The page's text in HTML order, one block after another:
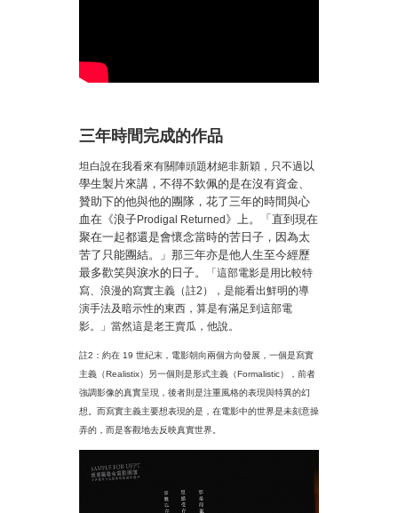
三年時間完成的作品
坦白說在我看來有關陣頭題材絕非新穎，只不過 以
學生製片來講，不得不欽佩的是在沒有資金、
贊助下的他與他的團隊，花了三年的時間與心
血在 《浪子Prodigal Returned 》上。「直到現在
聚在一起都還是會懷念當時的苦日子，因為太
苦了只能團結。」 那三年亦是他人生至今經歷
最多歡笑與淚水的日子。
「這部電影是用比較特
寫、浪漫的寫實主義（註2），是能看出鮮明的導
演手法及暗示性的東西，算是有滿足到這部電
影。」當然這是老王賣瓜，他說。
註2：約在 19 世紀末，電影朝向兩個方向發展，一個是寫實
主義（Realistix）另一個則是形式主義（Formalistic），前者
強調影像的真實呈現，後者則是注重風格的表現與特異的幻
想。而寫實主義主要想表現的是，在電影中的世界是未刻意操
弄的，而是客觀地去反映真實世界。